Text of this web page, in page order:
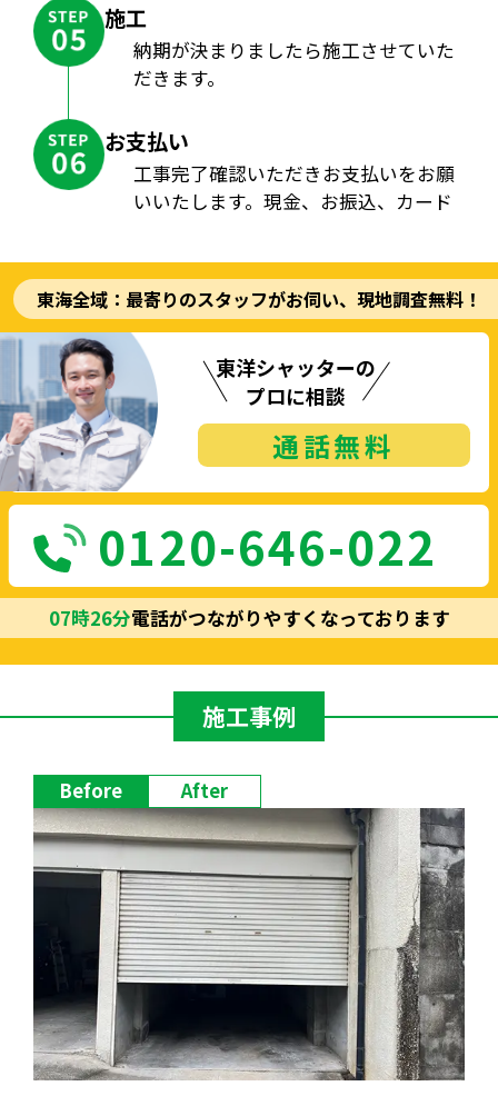
施工
納期が決まりましたら施工させていた
だきます。
お支払い
工事完了確認いただきお支払いをお願
いいたします。現金、お振込、カード
東海全域：最寄りのスタッフがお伺い、現地調査無料！
東洋シャッターの
プロに相談
0120-646-022
通話無料
07時26分電話がつながりやすくなっております
施工事例
Before After